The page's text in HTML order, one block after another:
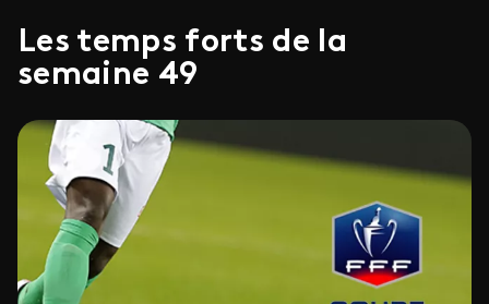
Les temps forts de la
semaine 49